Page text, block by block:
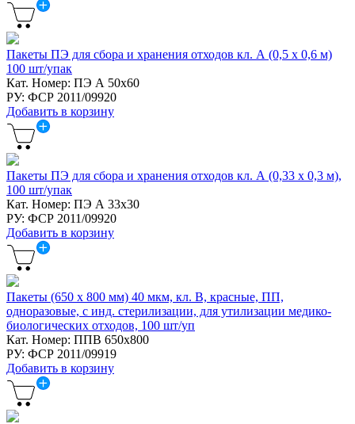
Пакеты ПЭ для сбора и хранения отходов кл. А (0,5 х 0,6 м)
100 шт/упак
Кат. Номер: ПЭ А 50х60
РУ: ФСР 2011/09920
Добавить в корзину
Пакеты ПЭ для сбора и хранения отходов кл. А (0,33 х 0,3 м),
100 шт/упак
Кат. Номер: ПЭ А 33х30
РУ: ФСР 2011/09920
Добавить в корзину
Пакеты (650 х 800 мм) 40 мкм, кл. В, красные, ПП,
одноразовые, с инд. стерилизации, для утилизации медико-
биологических отходов, 100 шт/уп
Кат. Номер: ППВ 650х800
РУ: ФСР 2011/09919
Добавить в корзину